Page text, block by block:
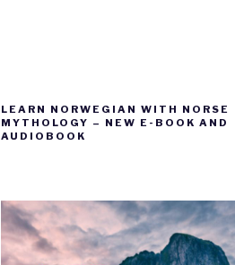
LEARN NORWEGIAN WITH NORSE
MYTHOLOGY – NEW E-BOOK AND
AUDIOBOOK